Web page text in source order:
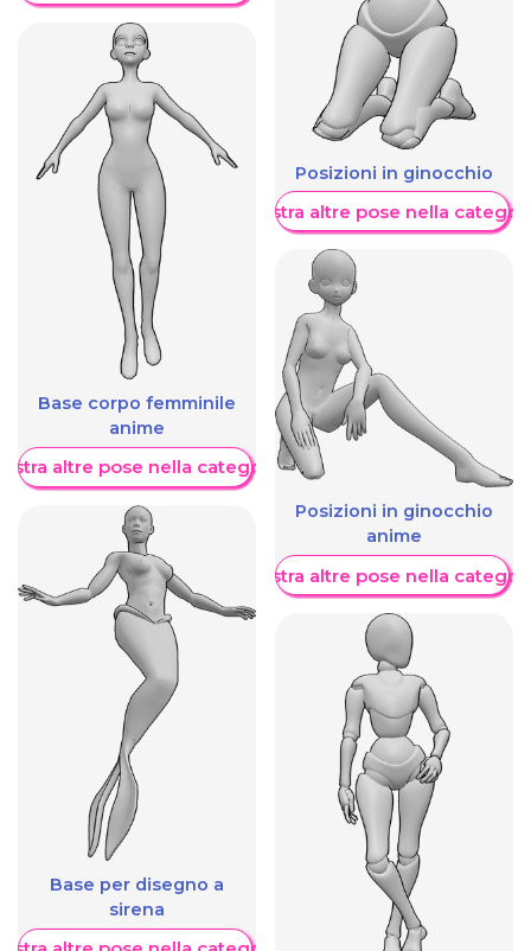
Base corpo femminile
anime
altre pose nella categoria
Base per disegno a
sirena
Posizioni in ginocchio
Mostra altre pose nella
Posizioni in ginocchio
anime
Mostra altre pose nella